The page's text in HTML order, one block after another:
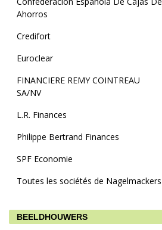
Ahorros
Credifort
Euroclear
FINANCIERE REMY COINTREAU
SA/NV
L.R. Finances
Philippe Bertrand Finances
SPF Economie
Toutes les sociétés de Nagelmackers
BEELDHOUWERS